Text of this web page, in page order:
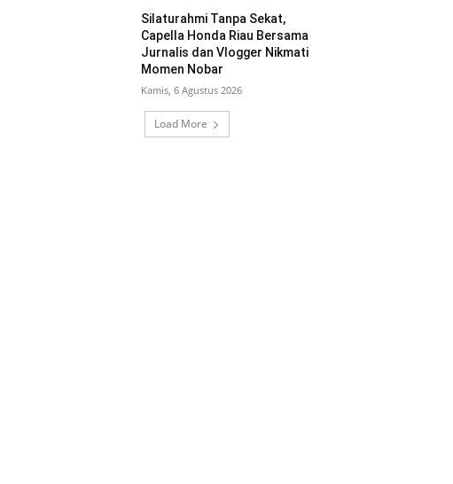
Silaturahmi Tanpa Sekat,
Capella Honda Riau Bersama
Jurnalis dan Vlogger Nikmati
Momen Nobar
Kamis, 6 Agustus 2026
Load More